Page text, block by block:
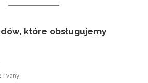
które obsługujemy
i vany